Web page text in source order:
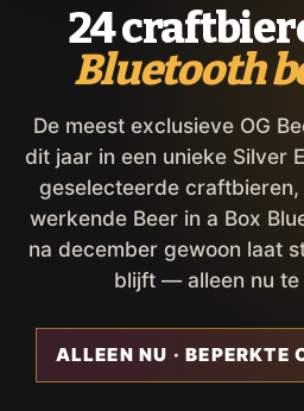
24
Bluetooth
De meest exclusieve OG
dit jaar in een unieke Silver
geselecteerde
werkende Beer in a Box
na december gewoon laat
blijft — alleen nu te
ALLEEN NU · BEPERKTE